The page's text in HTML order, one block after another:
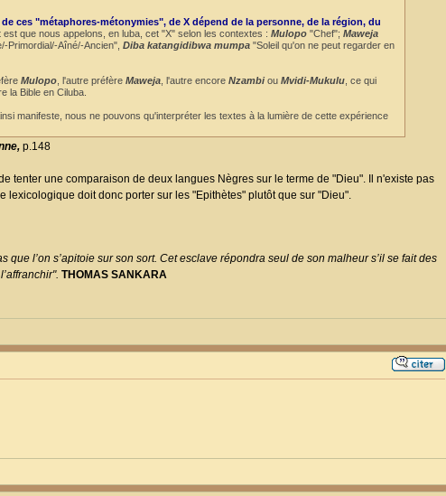
ces "métaphores-métonymies", de X dépend de la personne, de la région, du
est que nous appelons, en luba, cet "X" selon les contextes : Mulopo "Chef"; Maweja
Primordial/-Aîné/-Ancien", Diba katangidibwa mumpa "Soleil qu'on ne peut regarder en
Mulopo , l'autre préfère Maweja , l'autre encore Nzambiou Mvidi-Mukulu , ce qui
la Bible en Ciluba.
manifeste, nous ne pouvons qu'interpréter les textes à la lumière de cette expérience
p.148
tenter une comparaison de deux langues Nègres sur le terme de "Dieu". Il n'existe pas
doit donc porter sur les "Epithètes" plutôt que sur "Dieu".
que l’on s’apitoie sur son sort. Cet esclave répondra seul de son malheur s’il se fait des
THOMAS SANKARA